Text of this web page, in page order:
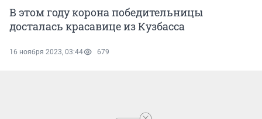
В этом году корона победительницы
досталась красавице из Кузбасса
16 ноября 2023, 03:44 679